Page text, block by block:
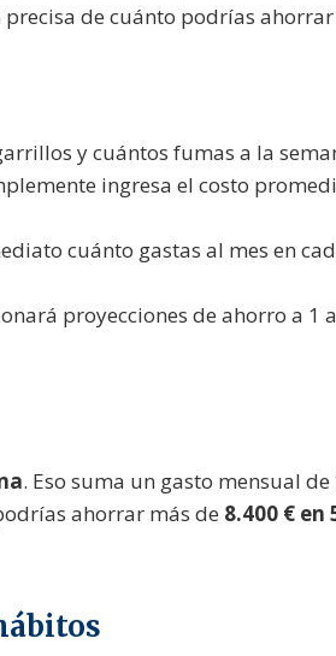
de cuánto podrías
y cuántos fumas a la
ingresa el costo
cuánto gastas al mes en
proyecciones de ahorro a 1
. Eso suma un gasto mensual de
ahorrar más de 8.400 € en